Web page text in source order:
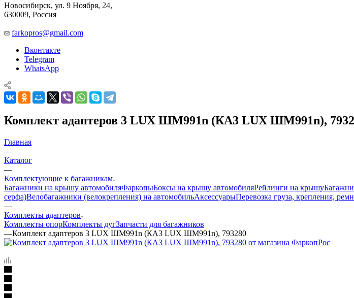
Новосибирск, ул. 9 Ноября, 24,
630009, Россия
farkopros@gmail.com
Вконтакте
Telegram
WhatsApp
Комплект адаптеров 3 LUX ШМ991n (КА3 LUX ШМ991n),
Главная
—
Каталог
—
Комплектующие к багажникам
Багажники на крышу автомобиляФаркопыБоксы на крышу автомобиляРейлинги на крышу
серфа)Велобагажники (велокрепления) на автомобильАксессуарыПеревозка груза, крепления,
—
Комплекты адаптеров
Комплекты опорКомплекты дугЗапчасти для багажников
—Комплект адаптеров 3 LUX ШМ991n (КА3 LUX ШМ991n), 793280